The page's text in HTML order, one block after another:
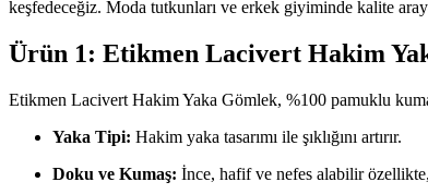
keşfedeceğiz. Moda tutkunları ve erkek giyiminde kalite
Ürün 1: Etikmen Lacivert Hakim
Etikmen Lacivert Hakim Yaka Gömlek, %100 pamuklu
Yaka Tipi: Hakim yaka tasarımı ile şıklığını artırır.
Doku ve Kumaş: İnce, hafif ve nefes alabilir